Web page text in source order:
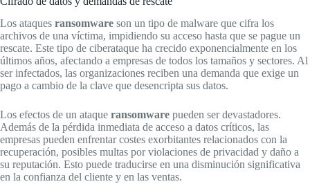
Los ataques ransomware son un tipo de malware que cifra los
archivos de una víctima, impidiendo su acceso hasta que se pague un
rescate. Este tipo de ciberataque ha crecido exponencialmente en los
últimos años, afectando a empresas de todos los tamaños y sectores. Al
ser infectados, las organizaciones reciben una demanda que exige un
pago a cambio de la clave que desencripta sus datos.
Los efectos de un ataque ransomware pueden ser devastadores.
Además de la pérdida inmediata de acceso a datos críticos, las
empresas pueden enfrentar costes exorbitantes relacionados con la
recuperación, posibles multas por violaciones de privacidad y daño a
su reputación. Esto puede traducirse en una disminución significativa
en la confianza del cliente y en las ventas.